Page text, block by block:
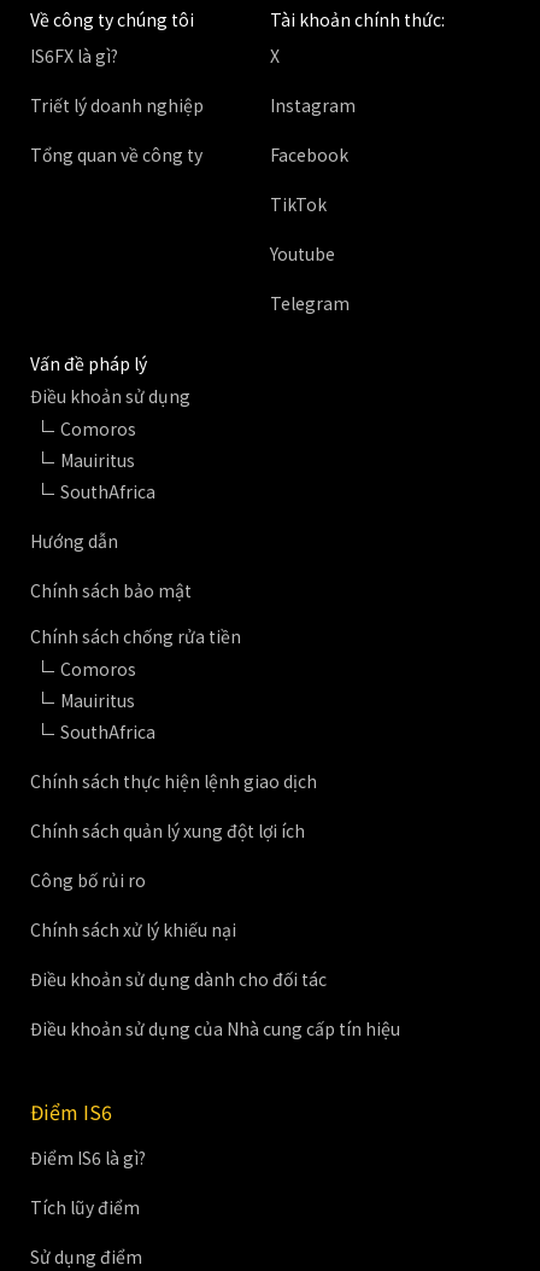
Về công ty chúng tôi
IS6FX là gì?
Triết lý doanh nghiệp
Tổng quan về công ty
Tài khoản chính thức:
X
Instagram
Facebook
TikTok
Youtube
Telegram
Vấn đề pháp lý
Điều khoản sử dụng
Comoros
Mauiritus
SouthAfrica
Hướng dẫn
Chính sách bảo mật
Chính sách chống rửa tiền
Comoros
Mauiritus
SouthAfrica
Chính sách thực hiện lệnh giao dịch
Chính sách quản lý xung đột lợi ích
Công bố rủi ro
Chính sách xử lý khiếu nại
Điều khoản sử dụng dành cho đối tác
Điều khoản sử dụng của Nhà cung cấp tín hiệu
Điểm IS6
Điểm IS6 là gì?
Tích lũy điểm
Sử dụng điểm